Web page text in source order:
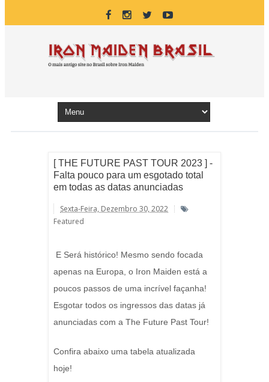
[ THE FUTURE PAST TOUR 2023 ] -
Falta pouco para um esgotado total
em todas as datas anunciadas
Sexta-Feira, Dezembro 30, 2022
Featured
E Será histórico! Mesmo sendo focada
apenas na Europa, o Iron Maiden está a
poucos passos de uma incrível façanha!
Esgotar todos os ingressos das datas já
anunciadas com a The Future Past Tour!
Confira abaixo uma tabela atualizada
hoje!